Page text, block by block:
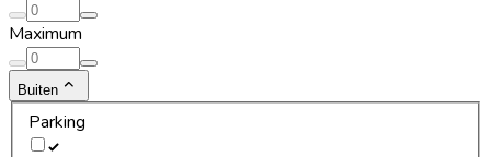
Maximum
Buiten
Parking